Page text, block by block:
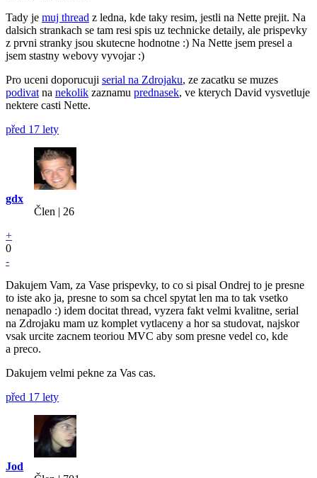
Tady je muj thread z ledna, kde taky resim, jestli na Nette prejit. Na
dalsich strankach se tam resi spis uz technicke detaily, ale prispevky
z prvni stranky jsou skutecne hodnotne :) Na Nette jsem presel a
jsem stastny webovy vyvojar :)
Pro uceni doporucuji serial na Zdrojaku, ze zacatku se muzes
podivat na nekolik zaznamu prednasek, ve kterych David vysvetluje
nektere casti Nette.
před 17 lety
gdx
Člen | 26
+
0
-
Dakujem Vam, za Vase prispevky, to co si pisal Ondrej to je presne
to iste ako ja, presne to som sa chcel spytat len ma to tak vsetko
nenapadlo :) idem docitat thread, vyzera fakt velmi kvalitne, serial
na Zdrojaku mam uz komplet vytlaceny a hor sa studovat, najskor
vsak urcite zacnem teoriou MVC aby som presne vedel co, kde
a preco.
Dakujem velmi pekne za Vas cas.
před 17 lety
Jod